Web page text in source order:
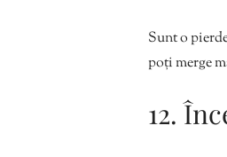
Sunt o
poți merge
12.